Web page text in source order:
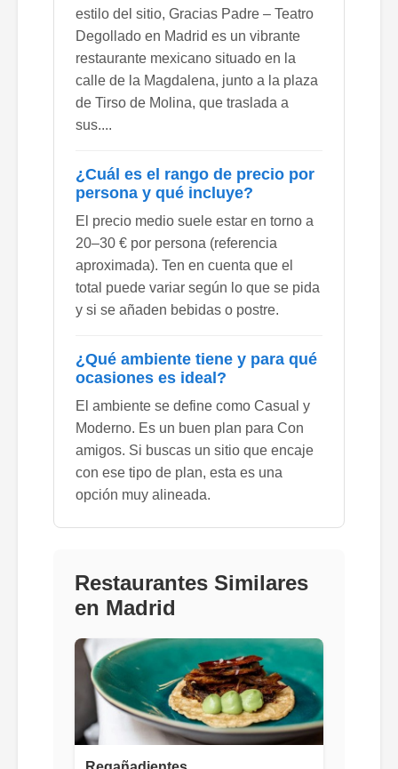
estilo del sitio, Gracias Padre – Teatro
Degollado en Madrid es un vibrante
restaurante mexicano situado en la
calle de la Magdalena, junto a la plaza
de Tirso de Molina, que traslada a
sus....
¿Cuál es el rango de precio por
persona y qué incluye?
El precio medio suele estar en torno a
20–30 € por persona (referencia
aproximada). Ten en cuenta que el
total puede variar según lo que se pida
y si se añaden bebidas o postre.
¿Qué ambiente tiene y para qué
ocasiones es ideal?
El ambiente se define como Casual y
Moderno. Es un buen plan para Con
amigos. Si buscas un sitio que encaje
con ese tipo de plan, esta es una
opción muy alineada.
Restaurantes Similares
en Madrid